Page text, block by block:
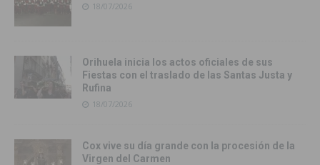
18/07/2026
Orihuela inicia los actos oficiales de sus
Fiestas con el traslado de las Santas Justa y
Rufina
18/07/2026
Cox vive su día grande con la procesión de la
Virgen del Carmen